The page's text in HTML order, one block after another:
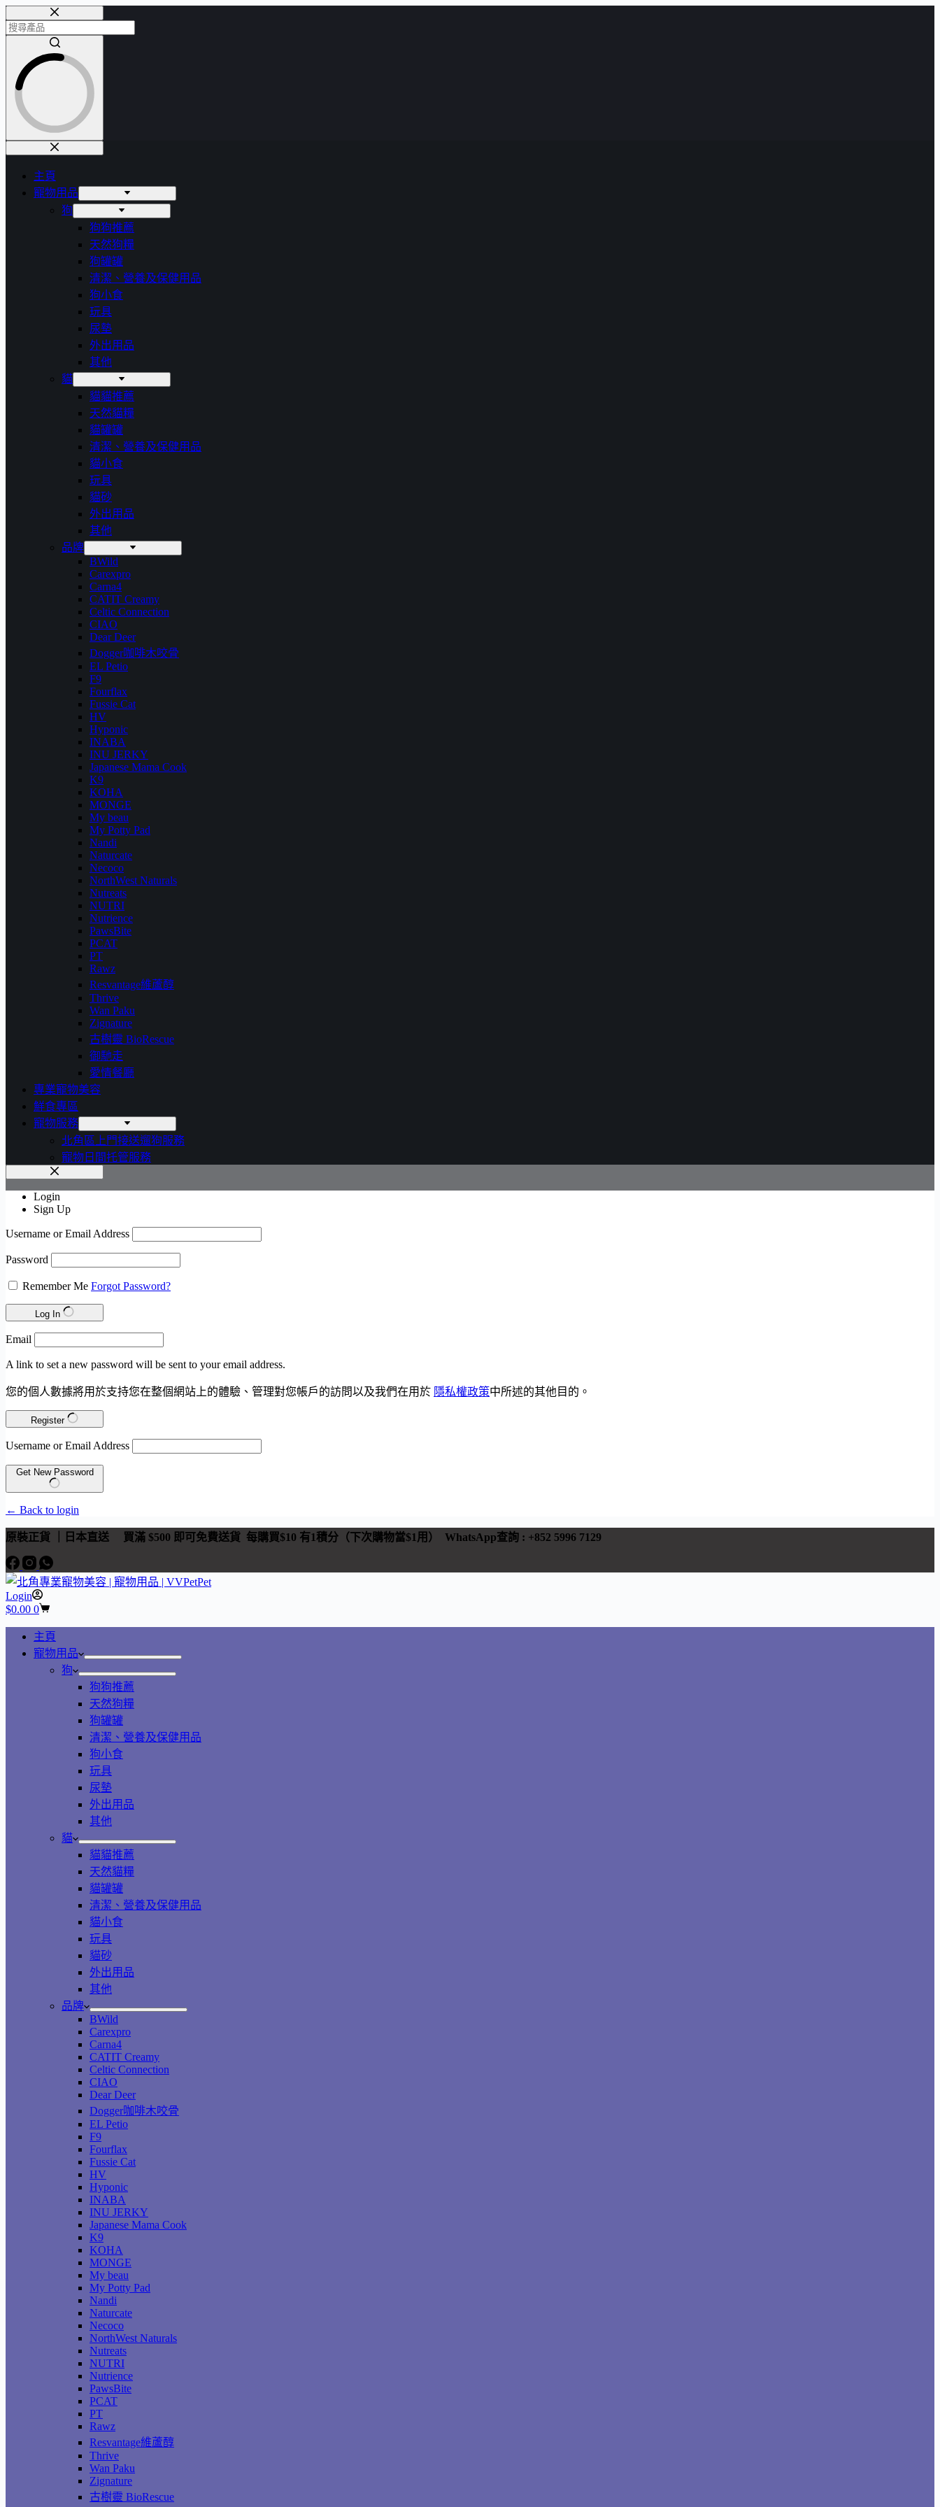
主頁
寵物用品
狗
狗狗推薦
天然狗糧
狗罐罐
清潔、營養及保健用品
狗小食
玩具
尿墊
外出用品
其他
貓
貓貓推薦
天然貓糧
貓罐罐
清潔、營養及保健用品
貓小食
玩具
貓砂
外出用品
其他
品牌
BWild
Carexpro
Carna4
CATIT Creamy
Celtic Connection
CIAO
Dear Deer
Dogger咖啡木咬骨
EL Petio
F9
Fourflax
Fussie Cat
HV
Hyponic
INABA
INU JERKY
Japanese Mama Cook
K9
KOHA
MONGE
My beau
My Potty Pad
Nandi
Naturcate
Necoco
NorthWest Naturals
Nutreats
NUTRI
Nutrience
PawsBite
PCAT
PT
Rawz
Resvantage維蘆醇
Thrive
Wan Paku
Zignature
古樹靈 BioRescue
御馳走
愛情餐廳
專業寵物美容
鮮食專區
寵物服務
北角區上門接送遛狗服務
寵物日間托管服務
Login
Sign Up
Username or Email Address
Password
Remember Me Forgot Password?
Log In
Email
A link to set a new password will be sent to your email address.
您的個人數據將用於支持您在整個網站上的體驗、管理對您帳戶的訪問以及我們在用於 隱私權政策中所述的其他目的。
Register
Username or Email Address
Get New Password
← Back to login
原裝正貨 ｜日本直送 買滿 $500 即可免費送貨 每購買$10 有1積分（下次購物當$1用） WhatsApp查詢 : +852 5996 7129
Login
$0.00 0
主頁
寵物用品
狗
狗狗推薦
天然狗糧
狗罐罐
清潔、營養及保健用品
狗小食
玩具
尿墊
外出用品
其他
貓
貓貓推薦
天然貓糧
貓罐罐
清潔、營養及保健用品
貓小食
玩具
貓砂
外出用品
其他
品牌
BWild
Carexpro
Carna4
CATIT Creamy
Celtic Connection
CIAO
Dear Deer
Dogger咖啡木咬骨
EL Petio
F9
Fourflax
Fussie Cat
HV
Hyponic
INABA
INU JERKY
Japanese Mama Cook
K9
KOHA
MONGE
My beau
My Potty Pad
Nandi
Naturcate
Necoco
NorthWest Naturals
Nutreats
NUTRI
Nutrience
PawsBite
PCAT
PT
Rawz
Resvantage維蘆醇
Thrive
Wan Paku
Zignature
古樹靈 BioRescue